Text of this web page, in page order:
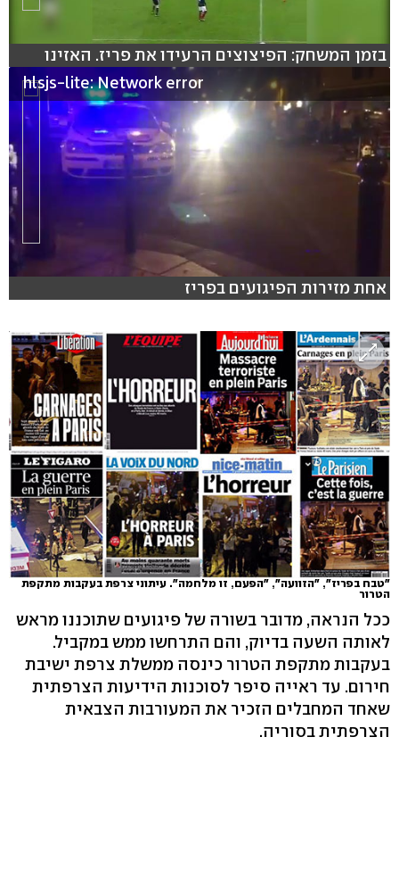
בזמן המשחק: הפיצוצים הרעידו את פריז. האזינו
hlsjs-lite: Network error
אחת מזירות הפיגועים בפריז
"טבח בפריז", "הזוועה", "הפעם, זו מלחמה". עיתוני צרפת בעקבות מתקפת
הטרור
ככל הנראה, מדובר בשורה של פיגועים שתוכננו מראש
לאותה השעה בדיוק, והם התרחשו ממש במקביל.
בעקבות מתקפת הטרור כינסה ממשלת צרפת ישיבת
חירום. עד ראייה סיפר לסוכנות הידיעות הצרפתית
שאחד המחבלים הזכיר את המעורבות הצבאית
הצרפתית בסוריה.